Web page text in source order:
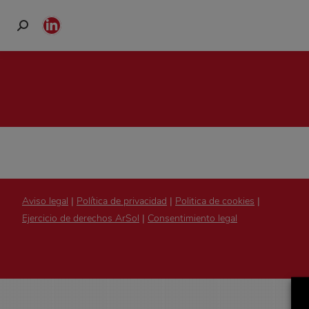
Buscar:
Linkedin
page
window
Aviso legal | Política de privacidad | Politica de cookies |
Ejercicio de derechos ArSol | Consentimiento legal